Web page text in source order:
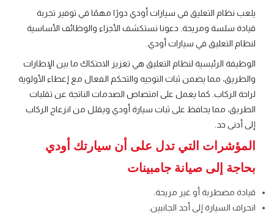
يلعب نظام التعليق في سيارات أودي دورًا مهمًا في توفير تجربة
قيادة سلسة ومريحة. دعونا نستكشف الأجزاء والوظائف الأساسية
لنظام التعليق في سيارات أودي.
الوظيفة الرئيسية لنظام التعليق هي تعزيز الاحتكاك ما بين الإطارات
والطريق، مما يضمن ثبات التوجيه والتحكم الفعال مع إعطاء الأولوية
لراحة الركاب. كما يعمل على امتصاص الصدمات الناتجة عن تقلبات
الطريق، مما يحافظ على ثبات سيارة أودي ويقلل من انزعاج الركاب
إلى أدنى حد.
المؤشرات التي تدل على أن سيارتك أودي
بحاجة إلى صيانة جامبينات
قيادة مضطربة أو غير مريحة.
انحراف السيارة إلى أحد الجانبين.